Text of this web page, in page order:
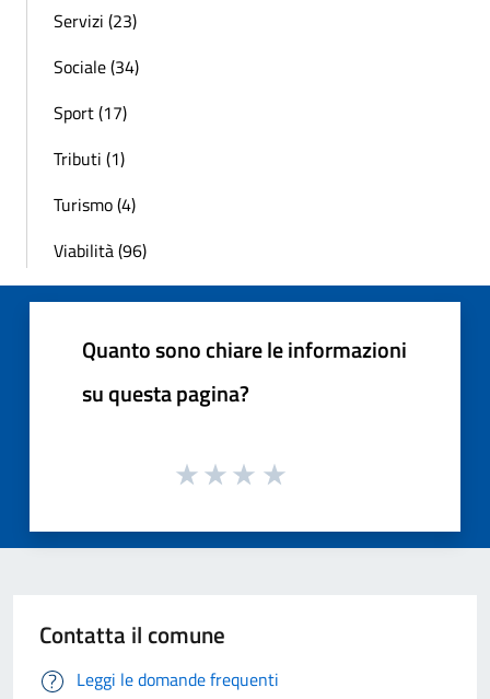
Servizi (23)
Sociale (34)
Sport (17)
Tributi (1)
Turismo (4)
Viabilità (96)
Quanto sono chiare le informazioni
su questa pagina?
Contatta il comune
Leggi le domande frequenti